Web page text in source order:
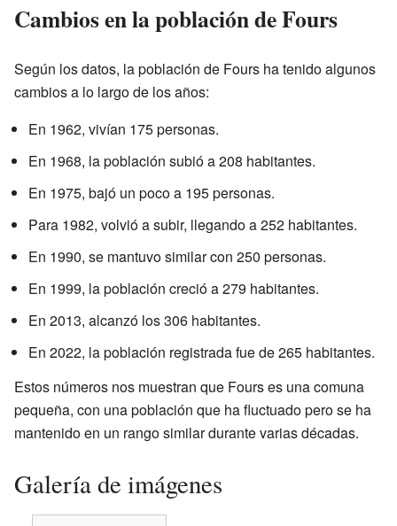
Cambios en la población de Fours
Según los datos, la población de Fours ha tenido algunos
cambios a lo largo de los años:
En 1962, vivían 175 personas.
En 1968, la población subió a 208 habitantes.
En 1975, bajó un poco a 195 personas.
Para 1982, volvió a subir, llegando a 252 habitantes.
En 1990, se mantuvo similar con 250 personas.
En 1999, la población creció a 279 habitantes.
En 2013, alcanzó los 306 habitantes.
En 2022, la población registrada fue de 265 habitantes.
Estos números nos muestran que Fours es una comuna
pequeña, con una población que ha fluctuado pero se ha
mantenido en un rango similar durante varias décadas.
Galería de imágenes